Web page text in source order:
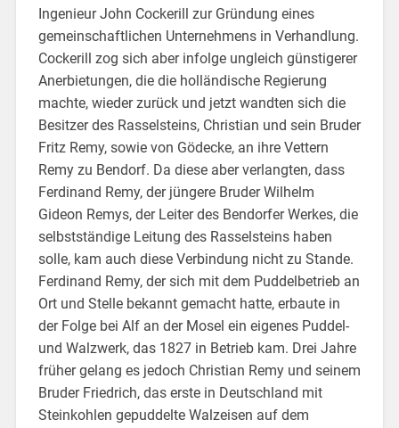
Ingenieur John Cockerill zur Gründung eines
gemeinschaftlichen Unternehmens in Verhandlung.
Cockerill zog sich aber infolge ungleich günstigerer
Anerbietungen, die die holländische Regierung
machte, wieder zurück und jetzt wandten sich die
Besitzer des Rasselsteins, Christian und sein Bruder
Fritz Remy, sowie von Gödecke, an ihre Vettern
Remy zu Bendorf. Da diese aber verlangten, dass
Ferdinand Remy, der jüngere Bruder Wilhelm
Gideon Remys, der Leiter des Bendorfer Werkes, die
selbstständige Leitung des Rasselsteins haben
solle, kam auch diese Verbindung nicht zu Stande.
Ferdinand Remy, der sich mit dem Puddelbetrieb an
Ort und Stelle bekannt gemacht hatte, erbaute in
der Folge bei Alf an der Mosel ein eigenes Puddel-
und Walzwerk, das 1827 in Betrieb kam. Drei Jahre
früher gelang es jedoch Christian Remy und seinem
Bruder Friedrich, das erste in Deutschland mit
Steinkohlen gepuddelte Walzeisen auf dem